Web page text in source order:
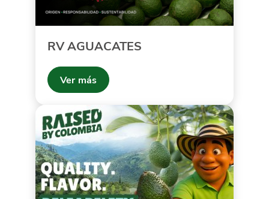
RV AGUACATES
Ver más